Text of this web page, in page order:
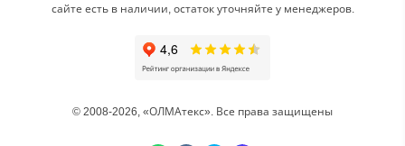
сайте есть в наличии, остаток уточняйте у менеджеров.
© 2008-2026, «ОЛМАтекс». Все права защищены